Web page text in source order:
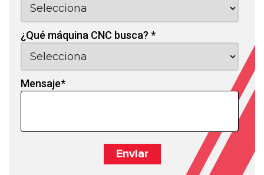
¿Qué máquina CNC busca? *
Mensaje*